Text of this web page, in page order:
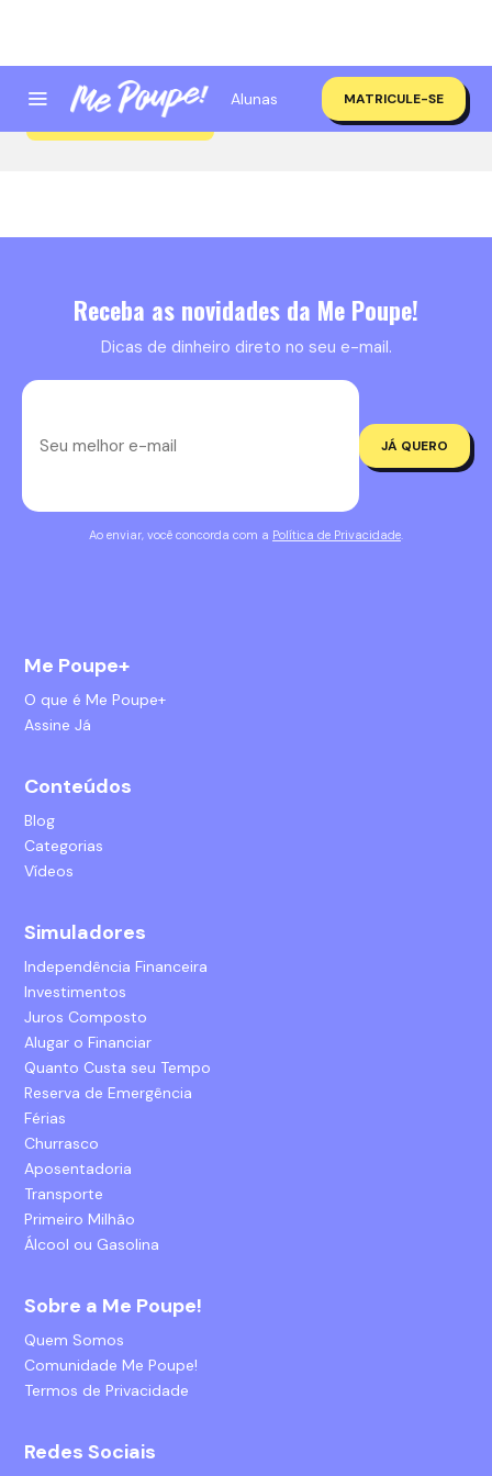
Alunas MATRICULE-SE
Simuladores
Receba as novidades da Me Poupe!
Dicas de dinheiro direto no seu e-mail.
JÁ QUERO
Ao enviar, você concorda com a Política de Privacidade.
Me Poupe+
O que é Me Poupe+
Assine Já
Conteúdos
Blog
Categorias
Vídeos
Simuladores
Independência Financeira
Investimentos
Juros Composto
Alugar o Financiar
Quanto Custa seu Tempo
Reserva de Emergência
Férias
Churrasco
Aposentadoria
Transporte
Primeiro Milhão
Álcool ou Gasolina
Sobre a Me Poupe!
Quem Somos
Comunidade Me Poupe!
Termos de Privacidade
Redes Sociais